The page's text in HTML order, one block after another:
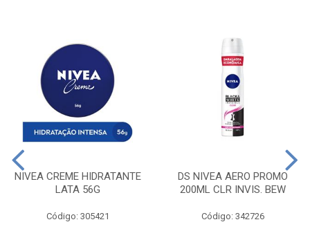
NIVEA CREME HIDRATANTE
LATA 56G
Código: 305421
DS NIVEA AERO PROMO
200ML CLR INVIS. BEW
Código: 342726